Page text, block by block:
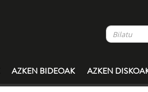
AZKEN BIDEOAK AZKEN